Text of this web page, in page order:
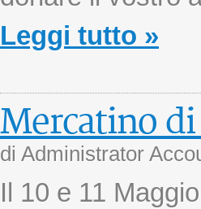
Leggi tutto »
Mercatino di
di Administrator
Il 10 e 11